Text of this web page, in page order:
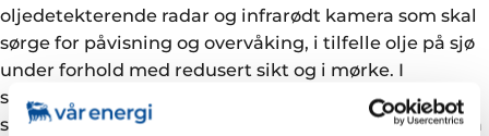
oljedetekterende radar og infrarødt kamera som skal
sørge for påvisning og overvåking, i tilfelle olje på sjø
under forhold med redusert sikt og i mørke. I
samarbeid med NOFO vil Eni utstyre fartøyet med
siste generasjons offshore oljelenser. Videre vil det ha